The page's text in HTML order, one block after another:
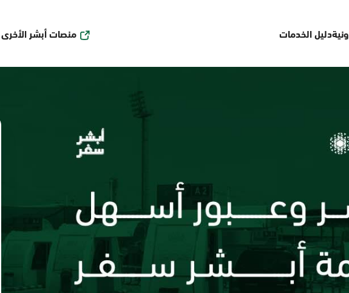
دليل الخدمات منصات أبشر الأخرى